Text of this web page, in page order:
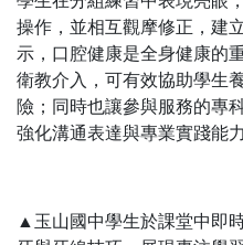
操作，並相互觀摩修正，建
示，口腔健康是全身健康的
衛教介入，可有效協助學生
險；同時也讓參與服務的專
強化溝通表達與專業實踐能力
▲玉山國中學生於課堂中即